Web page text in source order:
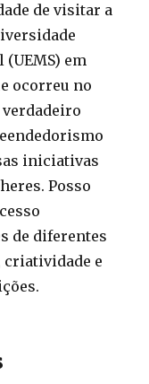
de visitar a
(UEMS) em
ocorreu no
iniciativas
Posso
de diferentes
criatividade e